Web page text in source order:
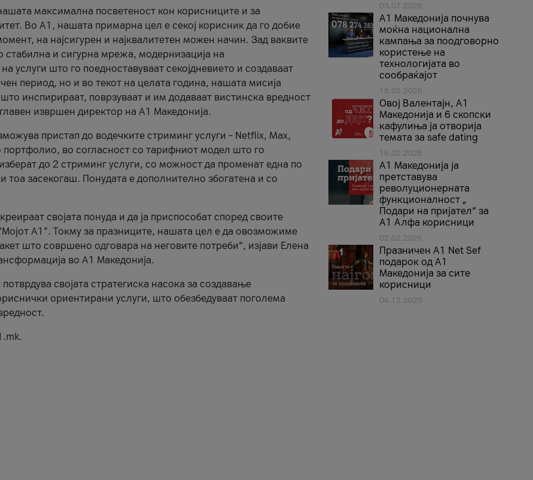
максимална посветеност кон корисниците и за
Во А1, нашата примарна цел е секој корисник да го добие
на најсигурен и најквалитетен можен начин. Зад ваквите
стабилна и сигурна мрежа, модернизација на
услуги што го поедноставуваат секојдневието и создаваат
период, но и во текот на целата година, нашата мисија
инспирираат, поврзуваат и им додаваат вистинска вредност
извршен директор на А1 Македонија.
пристап до водечките стриминг услуги – Netflix, Max,
во согласност со тарифниот модел што го
до 2 стриминг услуги, со можност да променат една по
тоа засекогаш. Понудата е дополнително збогатена и со
својата понуда и да ја приспособат според своите
А1”. Токму за празниците, нашата цел е да овозможиме
што совршено одговара на неговите потреби“, изјави Елена
во А1 Македонија.
својата стратегиска насока за создавање
ориентирани услуги, што обезбедуваат поголема
03.07.2026
A1 Македонија почнува
моќна национална
кампања за поодговорно
користење на
технологијата во
сообраќајот
18.05.2026
Овој Валентајн, A1
Македонија и 6 скопски
кафулиња ја отворија
темата за safe dating
16.02.2026
А1 Македонија ја
претставува
револуционерната
функционалност „
Подари на пријател“ за
А1 Алфа корисници
02.02.2026
Празничен A1 Net Sеf
подарок од А1
Македонија за сите
корисници
04.12.2025